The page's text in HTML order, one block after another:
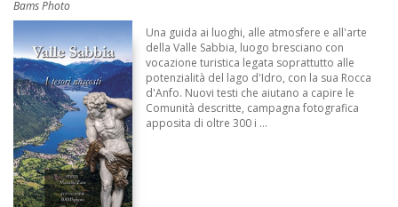
Bams Photo
Una guida ai luoghi, alle atmosfere e all'arte
della Valle Sabbia, luogo bresciano con
vocazione turistica legata soprattutto alle
potenzialità del lago d'Idro, con la sua Rocca
d'Anfo. Nuovi testi che aiutano a capire le
Comunità descritte, campagna fotografica
apposita di oltre 300 i ...